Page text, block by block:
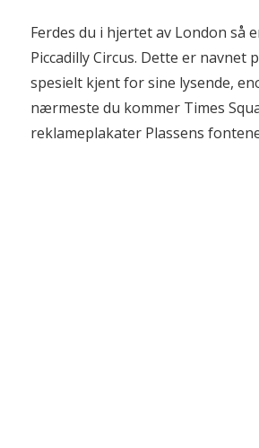
Ferdes du i hjertet av London så
Piccadilly Circus. Dette er
spesielt kjent for sine lysende,
nærmeste du kommer Times
reklameplakater Plassens